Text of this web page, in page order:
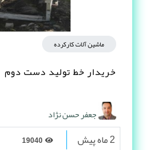
ماشین آلات کارکرده
خریدار خط تولید دست دوم
جعفر حسن نژاد
2 ماه پیش